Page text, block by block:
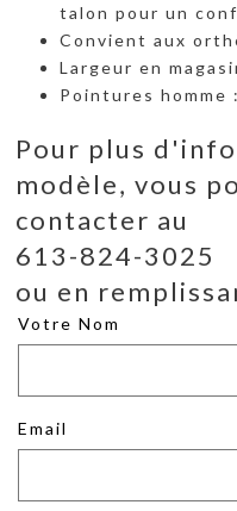
talon pour un
Convient aux
Largeur en
Pointures homme
Pour plus
modèle, vous
contacter au
613-824-3025
ou en
Votre Nom
Email